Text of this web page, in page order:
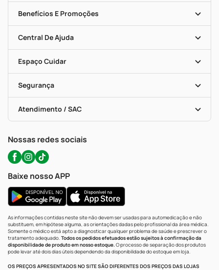
História
Nossas Lojas
Mapa De Categorias
Blog Da PP
Seja Uma Loja Parceira
Benefícios E Promoções
Clube PP
Convênios
Programa Popular Do Brasil
Encarte De Ofertas
Dermaclub
Descontos De Laboratório (PBM)
Cupons E Ofertas
Central De Ajuda
Entrega
Recompra Programada
Compras Com Receita
Alomed (tele-Entrega)
Formas De Pagamento
Troca E Devolução
Bulas De A A Z
Políticas De Marketplace
Espaço Cuidar
Vacinas
Serviços Farmacêuticos
Testes Rápidos
Autoteste Covid-19
Segurança
Certificado De Segurança
Portal Da Privacidade
Atendimento / SAC
WhatsApp (47) 9202-1687
Nossas redes sociais
Baixe nosso APP
As informações contidas neste site não devem ser usadas para automedicação e não
substituem, em hipótese alguma, as orientações dadas pelo profissional da área médica.
Somente o médico está apto a diagnosticar qualquer problema de saúde e prescrever o
tratamento adequado. Todos os pedidos efetuados estão sujeitos à confirmação da
disponibilidade de produto em nosso estoque.O processo de separação dos produtos
pode levar até dois dias úteis dependendo da disponibilidade do estoque em loja.
OS PREÇOS APRESENTADOS NO SITE SÃO DIFERENTES DOS PREÇOS DAS LOJAS